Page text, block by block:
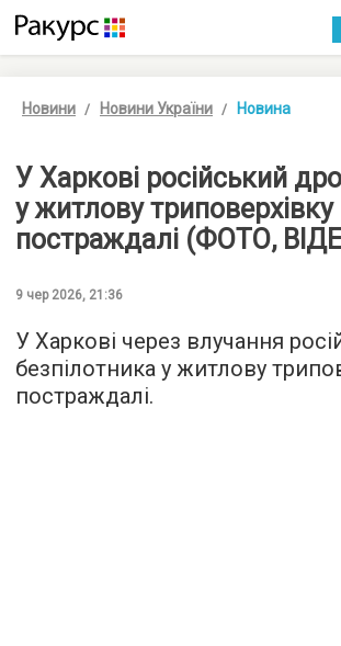
Новини Новини України Новина
У Харкові російський
у житлову
постраждалі (ФОТО,
9 чер 2026, 21:36
У Харкові через влучання
безпілотника у житлову
постраждалі.